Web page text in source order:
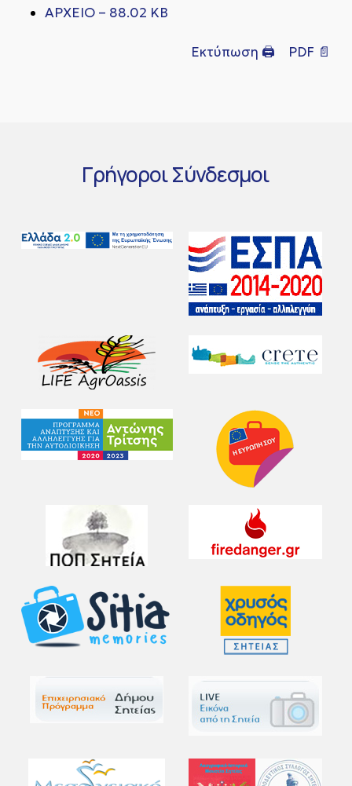
ΑΡΧΕΙΟ – 88.02 KB
Εκτύπωση 🖨 PDF 📄
ΓρήγοροιΣύνδεσμοι